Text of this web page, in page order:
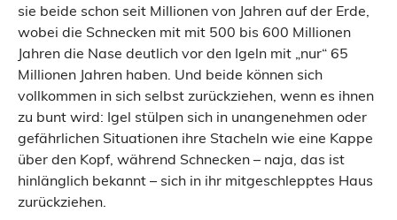
sie beide schon seit Millionen von Jahren auf der Erde,
wobei die Schnecken mit mit 500 bis 600 Millionen
Jahren die Nase deutlich vor den Igeln mit „nur“ 65
Millionen Jahren haben. Und beide können sich
vollkommen in sich selbst zurückziehen, wenn es ihnen
zu bunt wird: Igel stülpen sich in unangenehmen oder
gefährlichen Situationen ihre Stacheln wie eine Kappe
über den Kopf, während Schnecken – naja, das ist
hinlänglich bekannt – sich in ihr mitgeschlepptes Haus
zurückziehen.